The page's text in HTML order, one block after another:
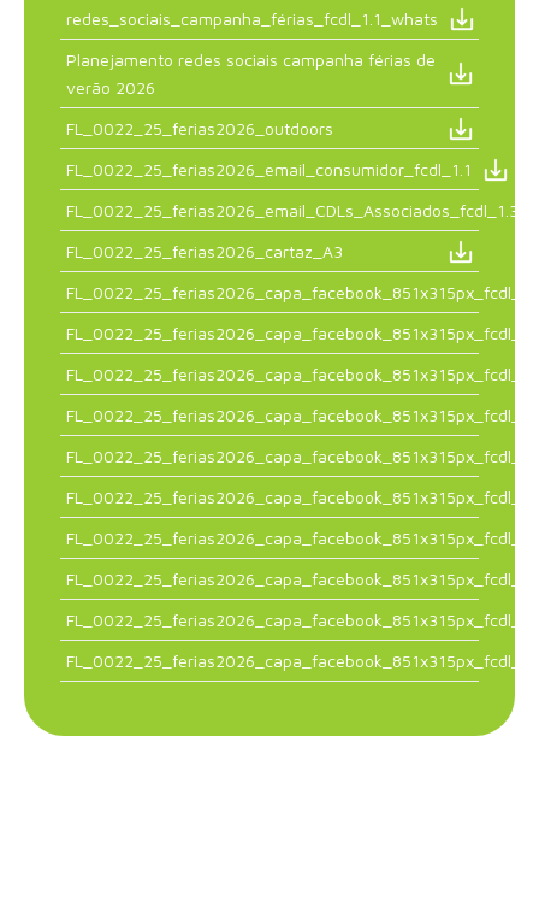
redes_sociais_campanha_férias_fcdl_1.1_whats
Planejamento redes sociais campanha férias de
verão 2026
FL_0022_25_ferias2026_outdoors
FL_0022_25_ferias2026_email_consumidor_fcdl_1.1
FL_0022_25_ferias2026_email_CDLs_Associados_fcdl_1.3
FL_0022_25_ferias2026_cartaz_A3